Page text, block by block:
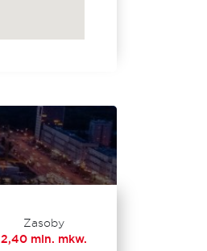
Zasoby
2,40 mln. mkw.